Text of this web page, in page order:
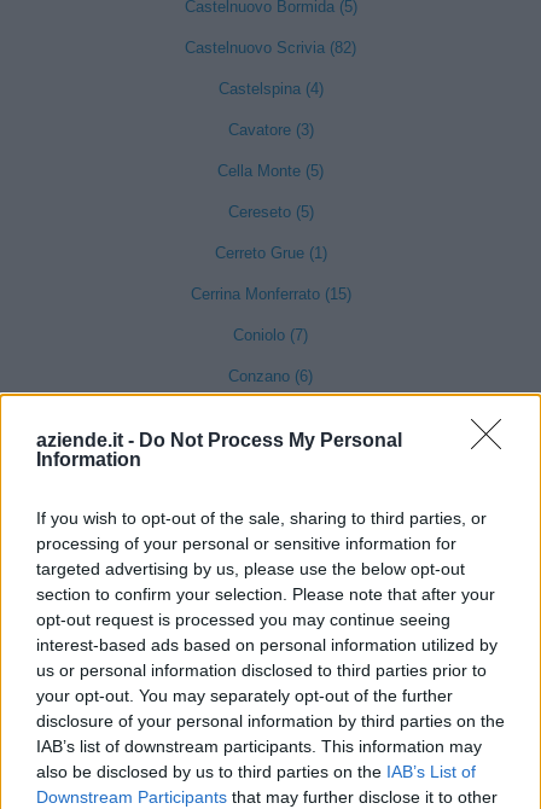
aziende.it - Do Not Process My Personal
Information
If you wish to opt-out of the sale, sharing to third parties, or
processing of your personal or sensitive information for
targeted advertising by us, please use the below opt-out
section to confirm your selection. Please note that after your
opt-out request is processed you may continue seeing
interest-based ads based on personal information utilized by
us or personal information disclosed to third parties prior to
your opt-out. You may separately opt-out of the further
disclosure of your personal information by third parties on the
IAB’s list of downstream participants. This information may
also be disclosed by us to third parties on the IAB’s List of
Downstream Participants that may further disclose it to other
Castelnuovo Bormida (5)
Castelnuovo Scrivia (82)
Castelspina (4)
Cavatore (3)
Cella Monte (5)
Cereseto (5)
Cerreto Grue (1)
Cerrina Monferrato (15)
Coniolo (7)
Conzano (6)
Dernice (2)
Fabbrica Curone (4)
Felizzano (18)
Fraconalto (6)
Francavilla Bisio (5)
Frascaro (3)
Frassinello Monferrato (7)